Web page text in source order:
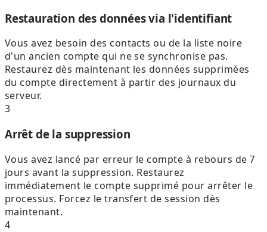
Restauration des données via l'identifiant
Vous avez besoin des contacts ou de la liste noire
d'un ancien compte qui ne se synchronise pas.
Restaurez dès maintenant les données supprimées
du compte directement à partir des journaux du
serveur.
3
Arrêt de la suppression
Vous avez lancé par erreur le compte à rebours de 7
jours avant la suppression. Restaurez
immédiatement le compte supprimé pour arrêter le
processus. Forcez le transfert de session dès
maintenant.
4